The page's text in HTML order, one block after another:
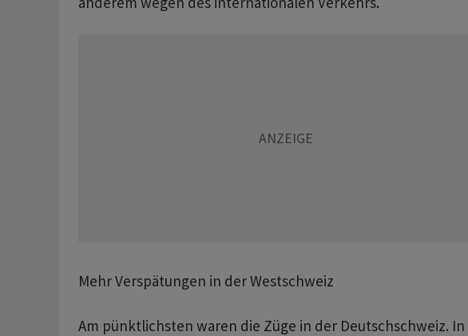
Mehr Verspätungen in der Westschweiz
Am pünktlichsten waren die Züge in der Deutschschweiz.